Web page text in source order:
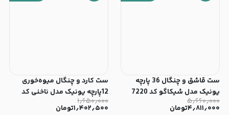
ست قاشق و چنگال 36 پارچه
یونیک مدل شیکاگو کد 7220
۵٫۶۶۰٫۰۰۰
۴٫۸۱۱٫۰۰۰تومان
ست کارد و چنگال میوه‌خوری
12پارچه یونیک مدل ناخنی کد
7207
۱٫۶۵۰٫۰۰۰
۱٫۴۰۲٫۵۰۰تومان